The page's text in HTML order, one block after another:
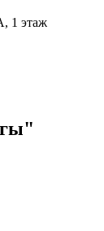
1 этаж